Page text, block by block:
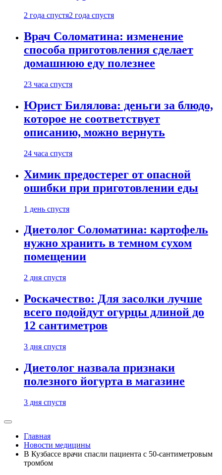
2 года спустя2 года спустя
Врач Соломатина: изменение
способа приготовления сделает
домашнюю еду полезнее
23 часа спустя
Юрист Билялова: деньги за блюдо,
которое не соответствует
описанию, можно вернуть
24 часа спустя
Химик предостерег от опасной
ошибки при приготовлении еды
1 день спустя
Диетолог Соломатина: картофель
нужно хранить в темном сухом
помещении
2 дня спустя
Роскачество: Для засолки лучше
всего подойдут огурцы длиной до
12 сантиметров
3 дня спустя
Диетолог назвала признаки
полезного йогурта в магазине
3 дня спустя
Главная
Новости медицины
В Кузбассе врачи спасли пациента с 50-сантиметровым
тромбом